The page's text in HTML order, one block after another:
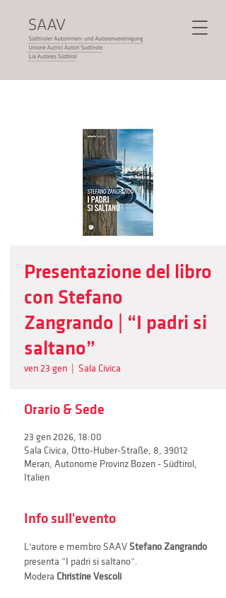
Presentazione del libro
con Stefano
Zangrando | “I padri si
saltano”
ven 23 gen Sala Civica
Orario & Sede
23 gen 2026, 18:00
Sala Civica, Otto-Huber-Straße, 8, 39012
Meran, Autonome Provinz Bozen - Südtirol,
Italien
Info sull'evento
L’autore e membro SAAV Stefano Zangrando
presenta “I padri si saltano”.
Modera Christine Vescoli